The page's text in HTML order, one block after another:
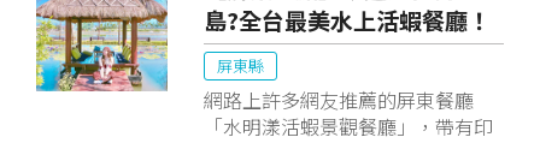
域，有眾多平埔族及西拉雅族移居
於此，且保留許多傳統節慶祭典。
島?全台最美水上活蝦餐廳！
屏東縣
網路上許多網友推薦的屏東餐廳
「水明漾活蝦景觀餐廳」，帶有印